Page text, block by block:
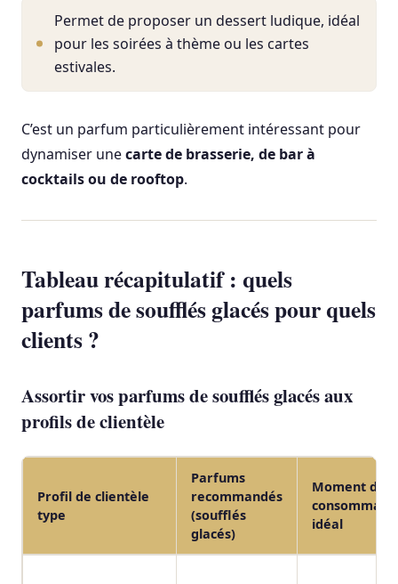
Permet de proposer un dessert ludique, idéal
pour les soirées à thème ou les cartes
estivales.
C’est un parfum particulièrement intéressant pour
dynamiser unecarte de brasserie, de bar à
cocktails ou de rooftop.
Tableau récapitulatif : quels
parfums de soufflés glacés pour quels
clients ?
Assortir vos parfums de soufflés glacés aux
profils de clientèle
Profil de clientèle
type
Parfums
recommandés
(soufflés
glacés)
Moment de
idéal